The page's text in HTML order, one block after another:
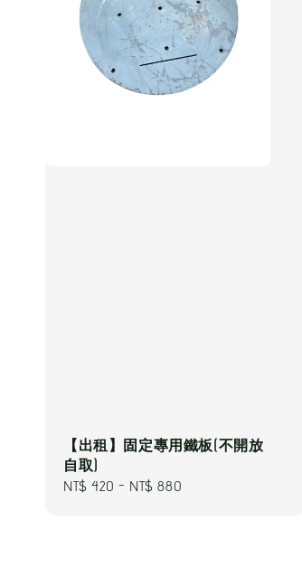
【出租】固定專用鐵板(不開放
自取)
Regular
NT$ 420 - NT$ 880